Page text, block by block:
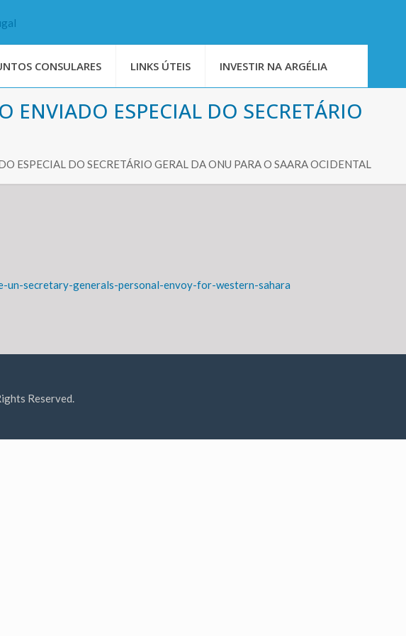
CONSULARES LINKS ÚTEIS INVESTIR NA ARGÉLIA
ENVIADO ESPECIAL DO SECRETÁRIO
ESPECIAL DO SECRETÁRIO GERAL DA ONU PARA O SAARA OCIDENTAL
secretary-generals-personal-envoy-for-western-sahara
Reserved.